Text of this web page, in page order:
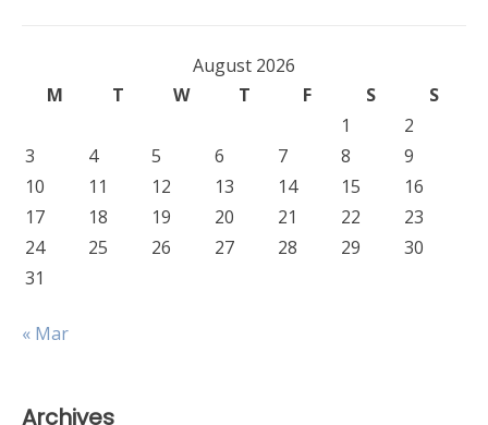
August 2026
M
T W T F S
S
1
2
3
4 5 6 7 8
9
10
11 12 13 14 15
16
17
18 19 20 21 22
23
24
25 26 27 28 29
30
31
« Mar
Archives